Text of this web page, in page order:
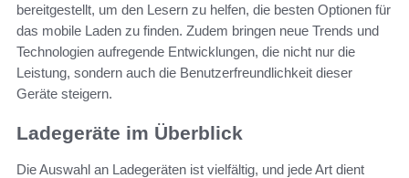
bereitgestellt, um den Lesern zu helfen, die besten Optionen für
das mobile Laden zu finden. Zudem bringen neue Trends und
Technologien aufregende Entwicklungen, die nicht nur die
Leistung, sondern auch die Benutzerfreundlichkeit dieser
Geräte steigern.
Ladegeräte im Überblick
Die Auswahl an Ladegeräten ist vielfältig, und jede Art dient